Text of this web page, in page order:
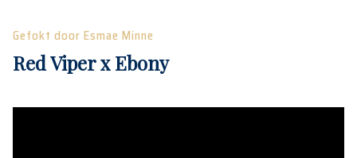
Gefokt door Esmae Minne
Red Viper x Ebony